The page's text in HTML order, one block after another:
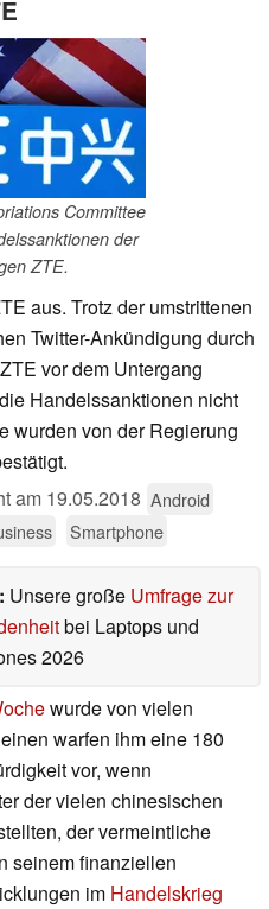
Committee
der
ZTE.
aus. Trotz der umstrittenen
Twitter-Ankündigung durch
vor dem Untergang
Handelssanktionen nicht
wurden von der Regierung
am 19.05.2018 Android
Smartphone
Unsere große Umfrage zur
bei Laptops und
2026
wurde von vielen
warfen ihm eine 180
vor, wenn
der vielen chinesischen
der vermeintliche
seinem finanziellen
im Handelskrieg